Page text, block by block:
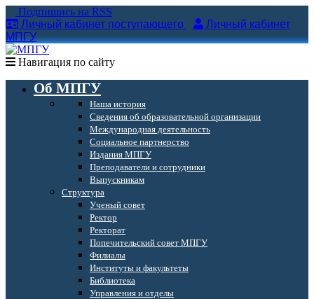
Подпишись на RSS
Личный кабинет поступающего
Личный кабинет
МПГУ
Навигация по сайту
Об МПГУ
Наша история
Сведения об образовательной организации
Международная деятельность
Социальное партнерство
Издания МПГУ
Преподаватели и сотрудники
Выпускникам
Структура
Ученый совет
Ректор
Ректорат
Попечительский совет МПГУ
Филиалы
Институты и факультеты
Библиотека
Управления и отделы